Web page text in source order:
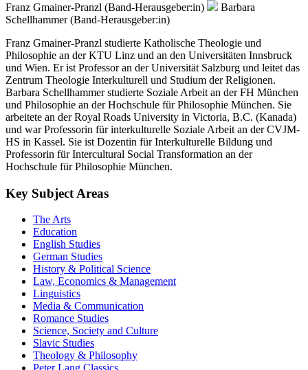
Franz Gmainer-Pranzl (Band-Herausgeber:in)
Barbara
Schellhammer (Band-Herausgeber:in)
Franz Gmainer-Pranzl studierte Katholische Theologie und
Philosophie an der KTU Linz und an den Universitäten Innsbruck
und Wien. Er ist Professor an der Universität Salzburg und leitet das
Zentrum Theologie Interkulturell und Studium der Religionen.
Barbara Schellhammer studierte Soziale Arbeit an der FH München
und Philosophie an der Hochschule für Philosophie München. Sie
arbeitete an der Royal Roads University in Victoria, B.C. (Kanada)
und war Professorin für interkulturelle Soziale Arbeit an der CVJM-
HS in Kassel. Sie ist Dozentin für Interkulturelle Bildung und
Professorin für Intercultural Social Transformation an der
Hochschule für Philosophie München.
Key Subject Areas
The Arts
Education
English Studies
German Studies
History & Political Science
Law, Economics & Management
Linguistics
Media & Communication
Romance Studies
Science, Society and Culture
Slavic Studies
Theology & Philosophy